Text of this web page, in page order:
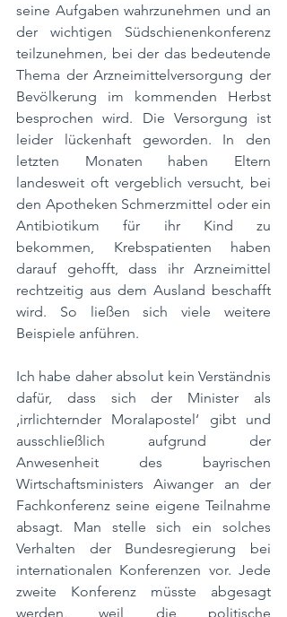
seine Aufgaben wahrzunehmen und an
der wichtigen Südschienenkonferenz
teilzunehmen, bei der das bedeutende
Thema der Arzneimittelversorgung der
Bevölkerung im kommenden Herbst
besprochen wird. Die Versorgung ist
leider lückenhaft geworden. In den
letzten Monaten haben Eltern
landesweit oft vergeblich versucht, bei
den Apotheken Schmerzmittel oder ein
Antibiotikum für ihr Kind zu
bekommen, Krebspatienten haben
darauf gehofft, dass ihr Arzneimittel
rechtzeitig aus dem Ausland beschafft
wird. So ließen sich viele weitere
Beispiele anführen.
Ich habe daher absolut kein Verständnis
dafür, dass sich der Minister als
‚irrlichternder Moralapostel‘ gibt und
ausschließlich aufgrund der
Anwesenheit des bayrischen
Wirtschaftsministers Aiwanger an der
Fachkonferenz seine eigene Teilnahme
absagt. Man stelle sich ein solches
Verhalten der Bundesregierung bei
internationalen Konferenzen vor. Jede
zweite Konferenz müsste abgesagt
werden, weil die politische